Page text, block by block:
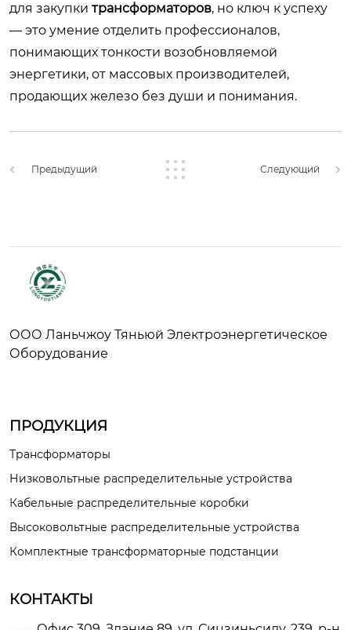
для закупки трансформаторов, но ключ к успеху
— это умение отделить профессионалов,
понимающих тонкости возобновляемой
энергетики, от массовых производителей,
продающих железо без души и понимания.
Предыдущий Следующий
ООО Ланьчжоу Тяньюй Электроэнергетическое
Оборудование
ПРОДУКЦИЯ
Трансформаторы
Низковольтные распределительные устройства
Кабельные распределительные коробки
Высоковольтные распределительные устройства
Комплектные трансформаторные подстанции
КОНТАКТЫ